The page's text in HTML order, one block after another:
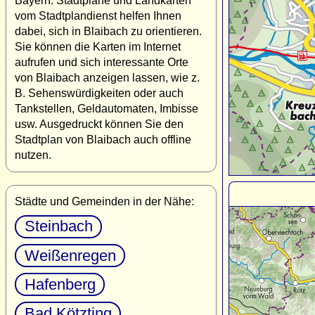
vom Stadtplandienst helfen Ihnen
dabei, sich in Blaibach zu orientieren.
Sie können die Karten im Internet
aufrufen und sich interessante Orte
von Blaibach anzeigen lassen, wie z.
B. Sehenswürdigkeiten oder auch
Tankstellen, Geldautomaten, Imbisse
usw. Ausgedruckt können Sie den
Stadtplan von Blaibach auch offline
nutzen.
Städte und Gemeinden in der Nähe:
Steinbach
Weißenregen
Hafenberg